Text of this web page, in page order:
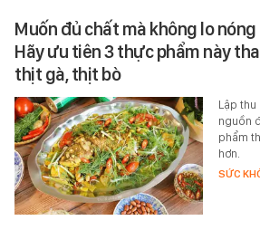
Muốn đủ chất mà không lo
Hãy ưu tiên 3 thực phẩm này
thịt gà, thịt bò
Lập
nguồn
phẩm
hơn.
SỨC